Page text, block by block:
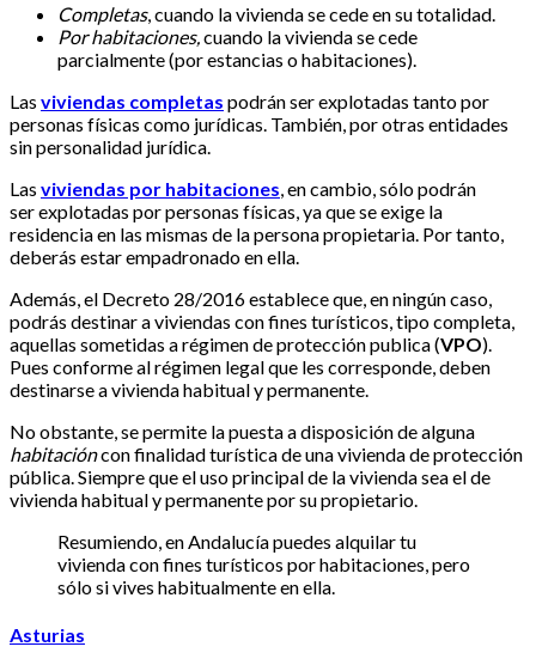
Completas, cuando la vivienda se cede en su totalidad.
Por habitaciones,cuando la vivienda se cede
parcialmente (por estancias o habitaciones).
Las viviendas completas podrán ser explotadas tanto por
personas físicas como jurídicas. También, por otras entidades
sin personalidad jurídica.
Las viviendas por habitaciones, en cambio, sólo podrán
ser explotadas por personas físicas, ya que se exige la
residencia en las mismas de la persona propietaria. Por tanto,
deberás estar empadronado en ella.
Además, el Decreto 28/2016 establece que, en ningún caso,
podrás destinar a viviendas con fines turísticos, tipo completa,
aquellas sometidas a régimen de protección publica (VPO).
Pues conforme al régimen legal que les corresponde, deben
destinarse a vivienda habitual y permanente.
No obstante, se permite la puesta a disposición de alguna
habitacióncon finalidad turística de una vivienda de protección
pública. Siempre que el uso principal de la vivienda sea el de
vivienda habitual y permanente por su propietario.
Resumiendo, en Andalucía puedes alquilar tu
vivienda con fines turísticos por habitaciones, pero
sólo si vives habitualmente en ella.
Asturias